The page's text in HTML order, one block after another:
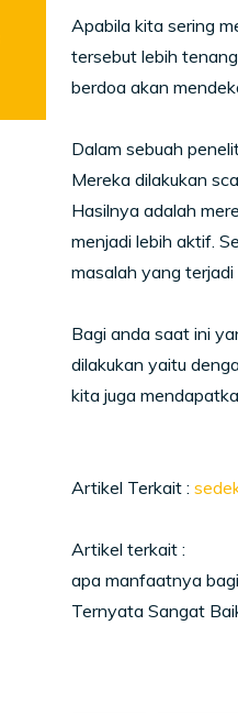
Apabila kita sering
tersebut lebih
berdoa akan
Dalam sebuah
Mereka dilakukan
Hasilnya adalah
menjadi lebih aktif.
masalah yang
Bagi anda saat ini
dilakukan yaitu
kita juga
Artikel Terkait :
Artikel terkait :
apa manfaatnya
Ternyata Sangat